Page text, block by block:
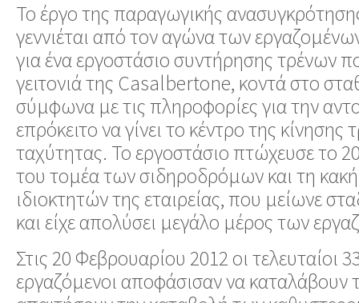
Το έργο της παραγωγικής
γεννιέται από τον αγώνα των
για ένα εργοστάσιο συντήρησης τρένων
γειτονιά της Casalbertone, κοντά στο
σύμφωνα με τις πληροφορίες για την
επρόκειτο να γίνει το κέντρο της
ταχύτητας. Το εργοστάσιο πτώχευσε το
του τομέα των σιδηροδρόμων και τη κακή
ιδιοκτητών της εταιρείας, που μείωνε
και είχε απολύσει μεγάλο μέρος των
Στις 20 Φεβρουαρίου 2012 οι τελευταίοι
εργαζόμενοι αποφάσισαν να καταλάβουν